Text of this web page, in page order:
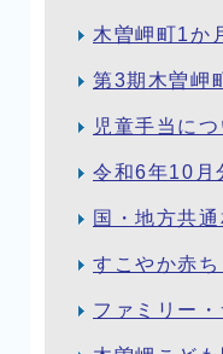
木曽岬町1か
第3期木曽岬
児童手当につ
令和6年10月
国・地方共
すこやか赤
ファミリー